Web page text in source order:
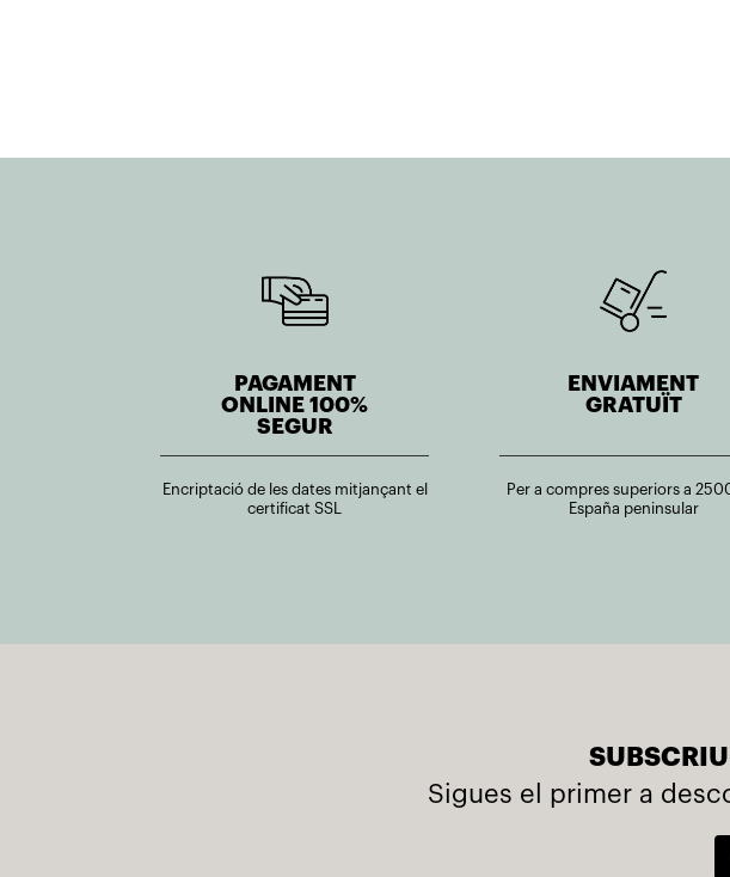
PAGAMENT
ONLINE 100%
SEGUR
Encriptació de les dates mitjançant el
certificat SSL
ENVIAMENT
GRATUÏT
Per a compres superiors a
España peninsular
Sigues el primer a